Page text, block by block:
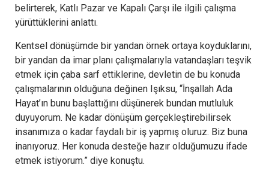
belirterek, Katlı Pazar ve Kapalı Çarşı ile ilgili çalışma
yürüttüklerini anlattı.
Kentsel dönüşümde bir yandan örnek ortaya koyduklarını,
bir yandan da imar planı çalışmalarıyla vatandaşları teşvik
etmek için çaba sarf ettiklerine, devletin de bu konuda
çalışmalarının olduğuna değinen Işıksu, “İnşallah Ada
Hayat’ın bunu başlattığını düşünerek bundan mutluluk
duyuyorum. Ne kadar dönüşüm gerçekleştirebilirsek
insanımıza o kadar faydalı bir iş yapmış oluruz. Biz buna
inanıyoruz. Her konuda desteğe hazır olduğumuzu ifade
etmek istiyorum.” diye konuştu.